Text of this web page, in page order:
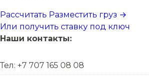
Рассчитать Разместить груз →
Или получить ставку под ключ
Наши контакты:
Тел: +7 707 165 08 08